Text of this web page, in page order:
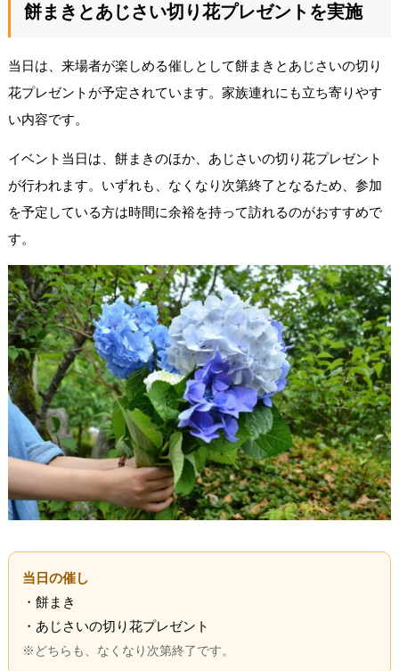
餅まきとあじさい切り花プレゼントを実施
当日は、来場者が楽しめる催しとして餅まきとあじさいの切り
花プレゼントが予定されています。家族連れにも立ち寄りやす
い内容です。
イベント当日は、餅まきのほか、あじさいの切り花プレゼント
が行われます。いずれも、なくなり次第終了となるため、参加
を予定している方は時間に余裕を持って訪れるのがおすすめで
す。
当日の催し
・餅まき
・あじさいの切り花プレゼント
※どちらも、なくなり次第終了です。